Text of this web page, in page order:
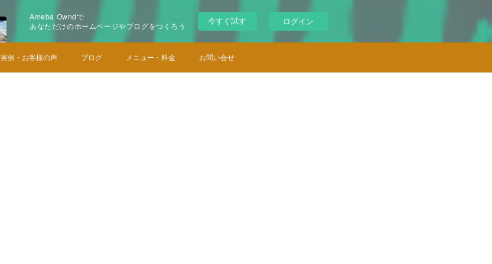
Ameba Owndで
あなただけのホームページやブログをつくろう
今すぐ試す ログイン
実例・お客様の声 ブログ メニュー・料金 お問い合せ